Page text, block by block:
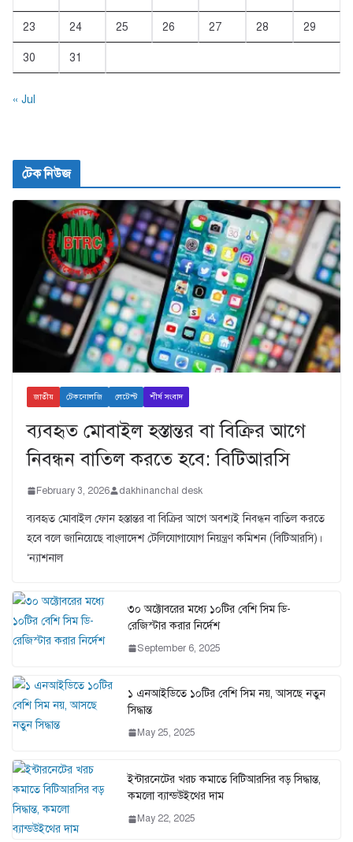
23 24 25 26 27 28 29
30 31
« Jul
টেক নিউজ
জাতীয় টেকনোলজি লেটেস্ট শীর্ষ সংবাদ
ব্যবহৃত মোবাইল হস্তান্তর বা বিক্রির আগে
নিবন্ধন বাতিল করতে হবে: বিটিআরসি
February 3, 2026 dakhinanchal desk
ব্যবহৃত মোবাইল ফোন হস্তান্তর বা বিক্রির আগে অবশ্যই নিবন্ধন বাতিল করতে
হবে বলে জানিয়েছে বাংলাদেশ টেলিযোগাযোগ নিয়ন্ত্রণ কমিশন (বিটিআরসি)।
‘ন্যাশনাল
৩০ অক্টোবরের মধ্যে ১০টির বেশি সিম ডি-
রেজিস্টার করার নির্দেশ
September 6, 2025
১ এনআইডিতে ১০টির বেশি সিম নয়, আসছে নতুন
সিদ্ধান্ত
May 25, 2025
ইন্টারনেটের খরচ কমাতে বিটিআরসির বড় সিদ্ধান্ত,
কমলো ব্যান্ডউইথের দাম
May 22, 2025